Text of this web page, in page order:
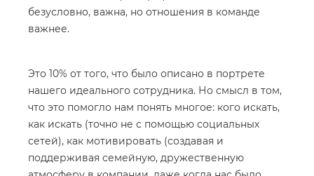
безусловно, важна, но отношения в команде
важнее.
Это 10% от того, что было описано в портрете
нашего идеального сотрудника. Но смысл в том,
что это помогло нам понять многое: кого искать,
как искать (точно не с помощью социальных
сетей), как мотивировать (создавая и
поддерживая семейную, дружественную